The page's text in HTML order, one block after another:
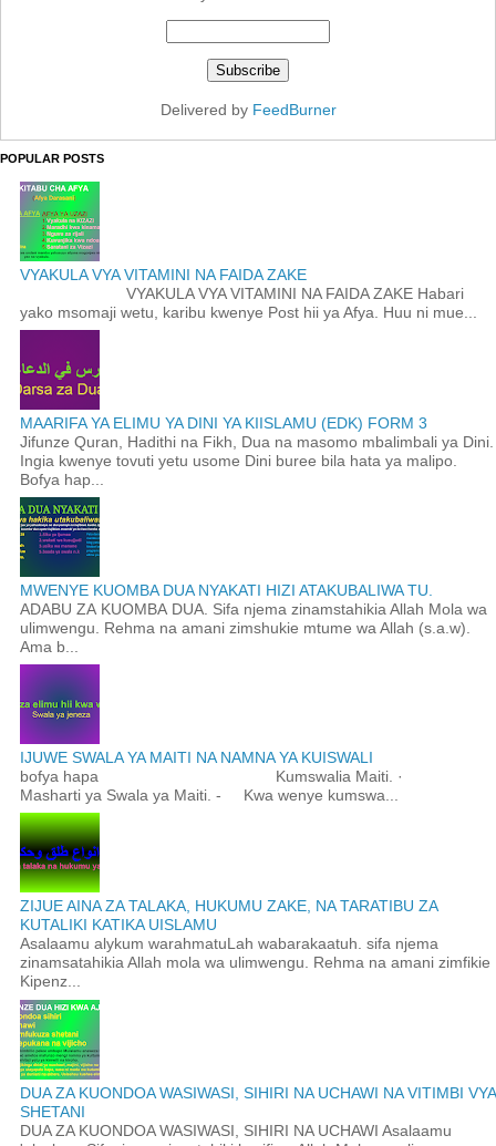
Delivered by FeedBurner
POPULAR POSTS
VYAKULA VYA VITAMINI NA FAIDA ZAKE
VYAKULA VYA VITAMINI NA FAIDA ZAKE Habari
yako msomaji wetu, karibu kwenye Post hii ya Afya. Huu ni mue...
MAARIFA YA ELIMU YA DINI YA KIISLAMU (EDK) FORM 3
Jifunze Quran, Hadithi na Fikh, Dua na masomo mbalimbali ya Dini.
Ingia kwenye tovuti yetu usome Dini buree bila hata ya malipo.
Bofya hap...
MWENYE KUOMBA DUA NYAKATI HIZI ATAKUBALIWA TU.
ADABU ZA KUOMBA DUA. Sifa njema zinamstahikia Allah Mola wa
ulimwengu. Rehma na amani zimshukie mtume wa Allah (s.a.w).
Ama b...
IJUWE SWALA YA MAITI NA NAMNA YA KUISWALI
bofya hapa Kumswalia Maiti. ·
Masharti ya Swala ya Maiti. - Kwa wenye kumswa...
ZIJUE AINA ZA TALAKA, HUKUMU ZAKE, NA TARATIBU ZA
KUTALIKI KATIKA UISLAMU
Asalaamu alykum warahmatuLah wabarakaatuh. sifa njema
zinamsatahikia Allah mola wa ulimwengu. Rehma na amani zimfikie
Kipenz...
DUA ZA KUONDOA WASIWASI, SIHIRI NA UCHAWI NA VITIMBI VYA
SHETANI
DUA ZA KUONDOA WASIWASI, SIHIRI NA UCHAWI Asalaamu